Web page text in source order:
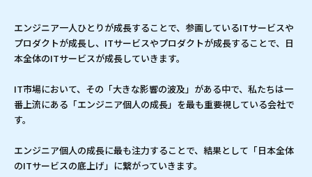
エンジニア一人ひとりが成長することで、参画しているITサービスや
プロダクトが成長し、ITサービスやプロダクトが成長することで、日
本全体のITサービスが成長していきます。
IT市場において、その「大きな影響の波及」がある中で、私たちは一
番上流にある「エンジニア個人の成長」を最も重要視している会社で
す。
エンジニア個人の成長に最も注力することで、結果として「日本全体
のITサービスの底上げ」に繋がっていきます。